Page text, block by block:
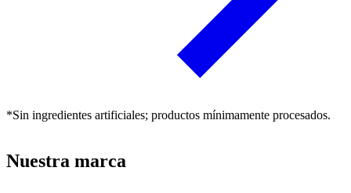
*Sin ingredientes artificiales; productos mínimamente procesados.
Nuestra marca